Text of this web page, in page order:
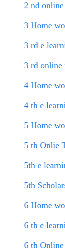
2 nd online
3 Home
3 rd e
3 rd online
4 Home
4 th e
5 Home
5 th Onlie
5th e
5th
6 Home
6 th e
6 th Online